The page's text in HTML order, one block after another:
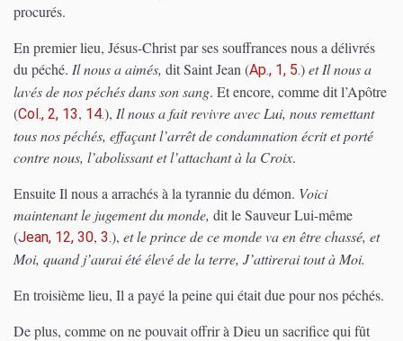
procurés.
En premier lieu, Jésus-Christ par ses souffrances nous a délivrés
du péché. Il nous a aimés, dit Saint Jean (Ap., 1, 5.)et Il nous a
lavés de nos péchés dans son sang. Et encore, comme dit l’Apôtre
(Col., 2, 13, 14.), Il nous a fait revivre avec Lui, nous remettant
tous nos péchés, effaçant l’arrêt de condamnation écrit et porté
contre nous, l’abolissant et l’attachant à la Croix.
Ensuite Il nous a arrachés à la tyrannie du démon. Voici
maintenant le jugement du monde, dit le Sauveur Lui-même
(Jean, 12, 30, 3.), et le prince de ce monde va en être chassé, et
Moi, quand j’aurai été élevé de la terre, J’attirerai tout à Moi.
En troisième lieu, Il a payé la peine qui était due pour nos péchés.
De plus, comme on ne pouvait offrir à Dieu un sacrifice qui fût